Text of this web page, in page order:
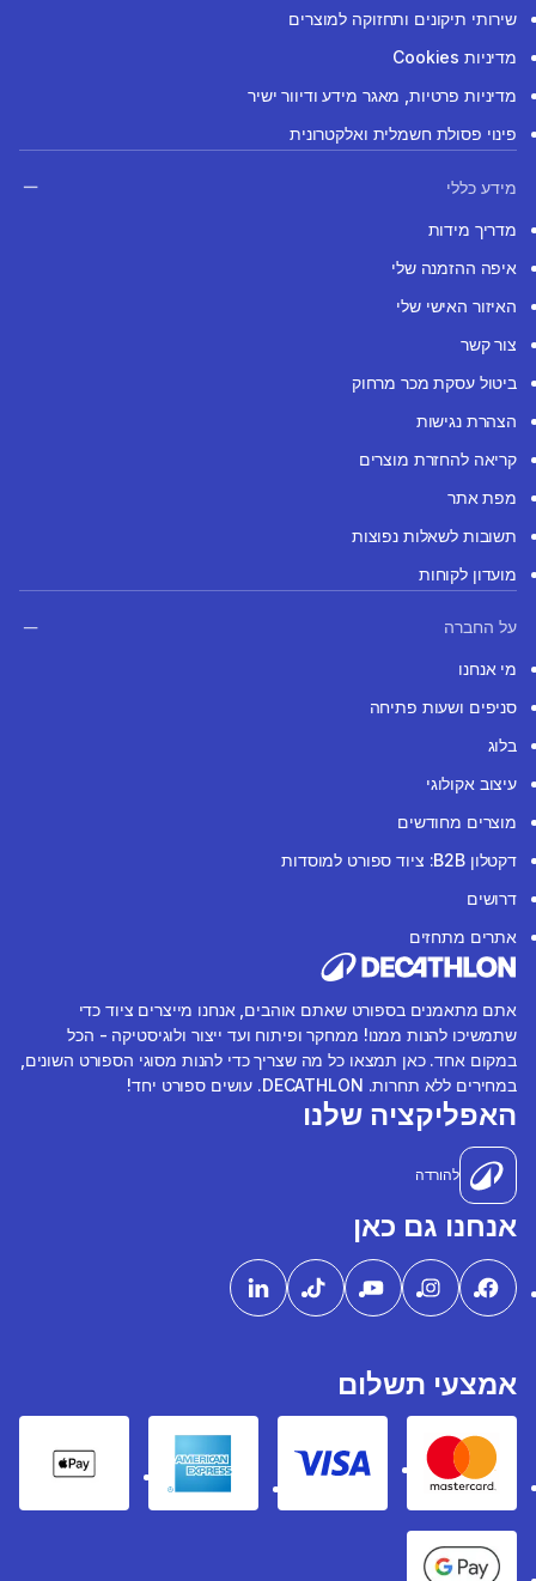
שירותי תיקונים ותחזוקה למוצרים
מדיניות Cookies
מדיניות פרטיות, מאגר מידע ודיוור ישיר
פינוי פסולת חשמלית ואלקטרונית
מידע כללי
מדריך מידות
איפה ההזמנה שלי
האיזור האישי שלי
צור קשר
ביטול עסקת מכר מרחוק
הצהרת נגישות
קריאה להחזרת מוצרים
מפת אתר
תשובות לשאלות נפוצות
מועדון לקוחות
על החברה
מי אנחנו
סניפים ושעות פתיחה
בלוג
עיצוב אקולוגי
מוצרים מחודשים
דקטלון B2B: ציוד ספורט למוסדות
דרושים
אתרים מתחזים
אתם מתאמנים בספורט שאתם אוהבים, אנחנו מייצרים ציוד כדי
שתמשיכו להנות ממנו! ממחקר ופיתוח ועד ייצור ולוגיסטיקה - הכל
במקום אחד. כאן תמצאו כל מה שצריך כדי להנות מסוגי הספורט השונים,
במחירים ללא תחרות. DECATHLON. עושים ספורט יחד!
האפליקציה שלנו
להורדה
אנחנו גם כאן
אמצעי תשלום
Mastercard
Visa
American express
Pay